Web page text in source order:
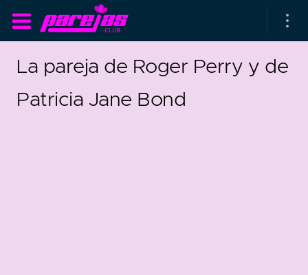
La pareja de Roger Perry y de
Patricia Jane Bond